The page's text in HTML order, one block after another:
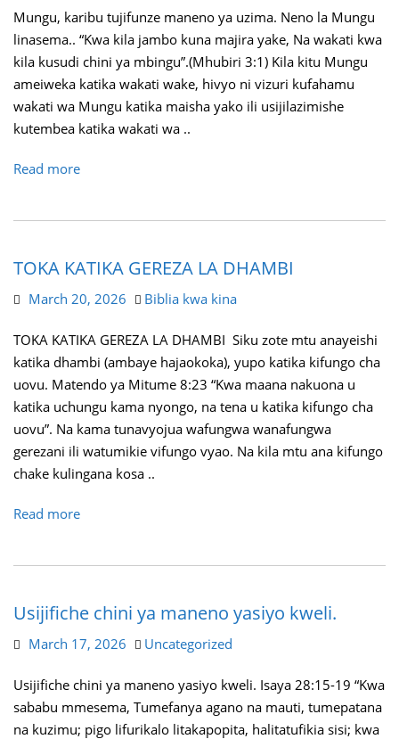
Mungu, karibu tujifunze maneno ya uzima. Neno la Mungu
linasema.. “Kwa kila jambo kuna majira yake, Na wakati kwa
kila kusudi chini ya mbingu”.(Mhubiri 3:1) Kila kitu Mungu
ameiweka katika wakati wake, hivyo ni vizuri kufahamu
wakati wa Mungu katika maisha yako ili usijilazimishe
kutembea katika wakati wa ..
Read more
TOKA KATIKA GEREZA LA DHAMBI
March 20, 2026 Biblia kwa kina
TOKA KATIKA GEREZA LA DHAMBI Siku zote mtu anayeishi
katika dhambi (ambaye hajaokoka), yupo katika kifungo cha
uovu. Matendo ya Mitume 8:23 “Kwa maana nakuona u
katika uchungu kama nyongo, na tena u katika kifungo cha
uovu”. Na kama tunavyojua wafungwa wanafungwa
gerezani ili watumikie vifungo vyao. Na kila mtu ana kifungo
chake kulingana kosa ..
Read more
Usijifiche chini ya maneno yasiyo kweli.
March 17, 2026 Uncategorized
Usijifiche chini ya maneno yasiyo kweli. Isaya 28:15-19 “Kwa
sababu mmesema, Tumefanya agano na mauti, tumepatana
na kuzimu; pigo lifurikalo litakapopita, halitatufikia sisi; kwa